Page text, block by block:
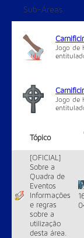
Sub-Áreas
Jogo de
Jogo de
Tópico
[OFICIAL]
Sobre a
Quadra de
Eventos
Informações
e regras
sobre a
utilização
desta área.